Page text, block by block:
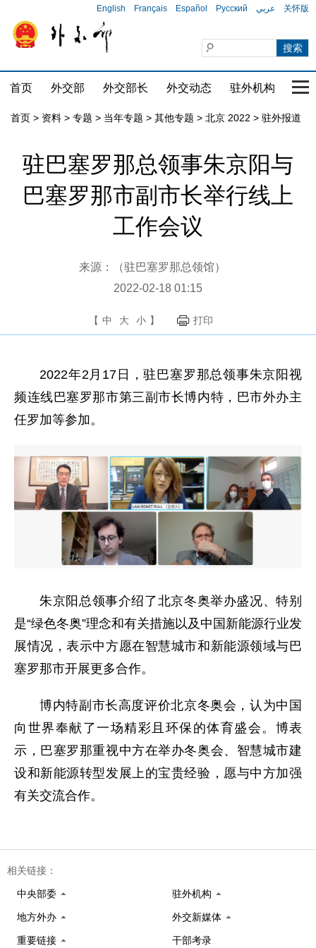
English Français Español Русский عربي 关怀版
首页 外交部 外交部长 外交动态 驻外机构 国
首页 > 资料 > 专题 > 当年专题 > 其他专题 > 北京 2022 > 驻外报道
驻巴塞罗那总领事朱京阳与
巴塞罗那市副市长举行线上
工作会议
来源：（驻巴塞罗那总领馆）
2022-02-18 01:15
【 中 大 小 】 打印
2022年2月17日，驻巴塞罗那总领事朱京阳视
频连线巴塞罗那市第三副市长博内特，巴市外办主
任罗加等参加。
朱京阳总领事介绍了北京冬奥举办盛况、特别
是“绿色冬奥”理念和有关措施以及中国新能源行业发
展情况，表示中方愿在智慧城市和新能源领域与巴
塞罗那市开展更多合作。
博内特副市长高度评价北京冬奥会，认为中国
向世界奉献了一场精彩且环保的体育盛会。博表
示，巴塞罗那重视中方在举办冬奥会、智慧城市建
设和新能源转型发展上的宝贵经验，愿与中方加强
有关交流合作。
相关链接：
中央部委 驻外机构
地方外办 外交新媒体
重要链接 干部考录